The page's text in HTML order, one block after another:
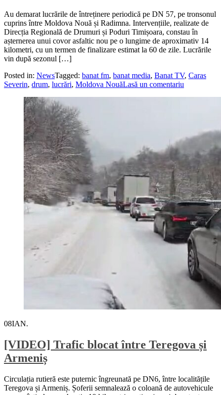
Au demarat lucrările de întreținere periodică pe DN 57, pe tronsonul
cuprins între Moldova Nouă și Radimna. Intervențiile, realizate de
Direcția Regională de Drumuri și Poduri Timișoara, constau în
așternerea unui covor asfaltic nou pe o lungime de aproximativ 14
kilometri, cu un termen de finalizare estimat la 60 de zile. Lucrările
vin după sezonul […]
Posted in: NewsTagged: banat fm, banat media, Banat TV, Caras
Severin, drum, lucrări, Moldova NouăLasă un comentariu
08IAN.
[VIDEO] Trafic blocat între Teregova și
Armeniș
Circulația rutieră este puternic îngreunată pe DN6, între localitățile
Teregova și Armeniș. Șoferii semnalează o coloană de autovehicule